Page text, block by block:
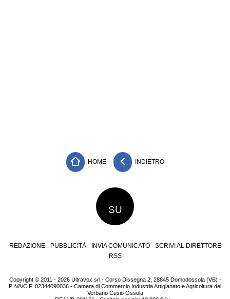
HOME INDIETRO
SU
REDAZIONE PUBBLICITÀ INVIA COMUNICATO
SCRIVI AL DIRETTORE
RSS
Copyright © 2011 - 2026 Ultravox srl - Corso Dissegna 2, 28845 Domodossola (VB) -
P.IVA/C.F. 02344090036 - Camera di Commercio Industria Artigianato e Agricoltura del
Verbano Cusio Ossola